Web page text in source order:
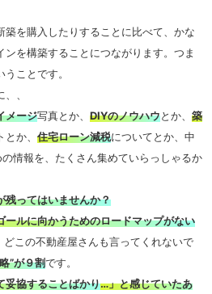
を購入したりすることに比べて、かな
ンを構築することにつながります。つま
うことです。
、
メージ写真とか、DIYのノウハウとか、築
とか、住宅ローン減税についてとか、中
情報を、たくさん集めていらっしゃるか
残ってはいませんか？
ールに向かうためのロードマップがない
この不動産屋さんも言ってくれないで
”が９割です。
妥協することばかり…」と感じていたあ